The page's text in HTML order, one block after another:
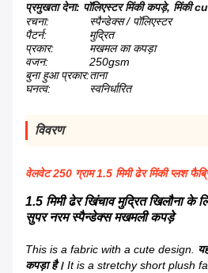
प्रमुखता देना: पॉलिएस्टर मिंकी कपड़े, मिंकी
रचना:
स्पैन्डेक्स / पॉलिएस्टर
पैटर्न:
मुद्रित
प्रकार:
मखमल का कपड़ा
वजन:
250gsm
बुना हुआ प्रकार:ताना
घनत्व:
स्वनिर्धारित
विवरण
वेलवेट 250 ग्राम 1.5 मिमी ढेर मिंकी प्लश
1.5 मिमी ढेर खिंचाव मुद्रित खिलौना के
सुपर नरम स्पैन्डेक्स मखमली कपड़े
This is a fabric with a cute design.
कपड़ा है। It is a stretchy short plush